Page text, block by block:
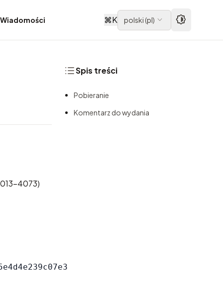
Wiadomości ⌘K polski(pl)
4073)
Spis treści
Pobieranie
Komentarz do wydania